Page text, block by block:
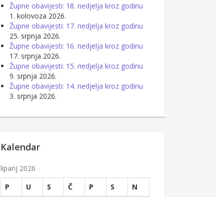
Župne obavijesti: 18. nedjelja kroz godinu
1. kolovoza 2026.
Župne obavijesti: 17. nedjelja kroz godinu
25. srpnja 2026.
Župne obavijesti: 16. nedjelja kroz godinu
17. srpnja 2026.
Župne obavijesti: 15. nedjelja kroz godinu
9. srpnja 2026.
Župne obavijesti: 14. nedjelja kroz godinu
3. srpnja 2026.
Kalendar
lipanj 2026
P
U S Č P S
N